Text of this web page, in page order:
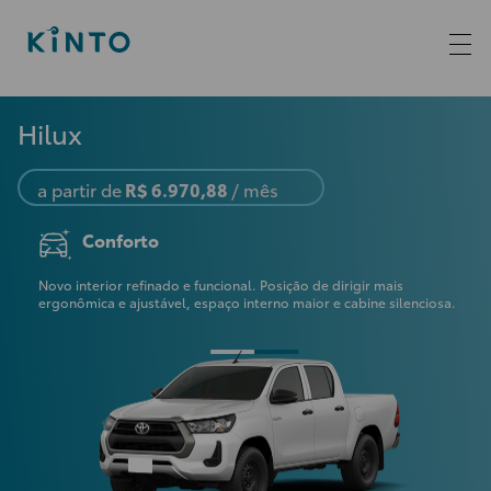
Hilux
a partir deR$ 6.970,88 / mês
Conforto
Novo interior refinado e funcional. Posição de dirigir mais
ergonômica e ajustável, espaço interno maior e cabine silenciosa.